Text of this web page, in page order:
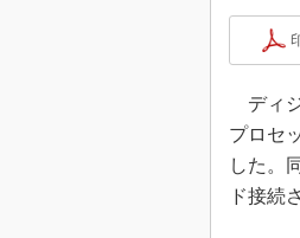
ディ
プロセ
した。
ド接続